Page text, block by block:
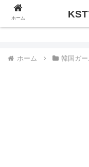
ホーム 韓国ガ
ホーム